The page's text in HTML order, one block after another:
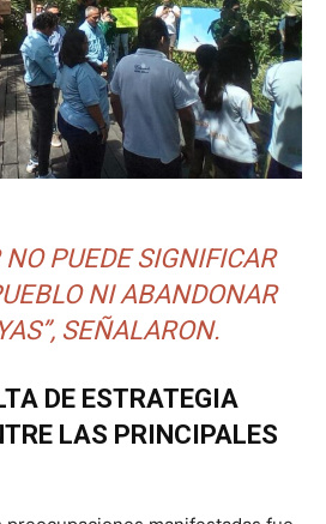
NO PUEDE SIGNIFICAR
NI ABANDONAR
SEÑALARON.
DE ESTRATEGIA
LAS PRINCIPALES